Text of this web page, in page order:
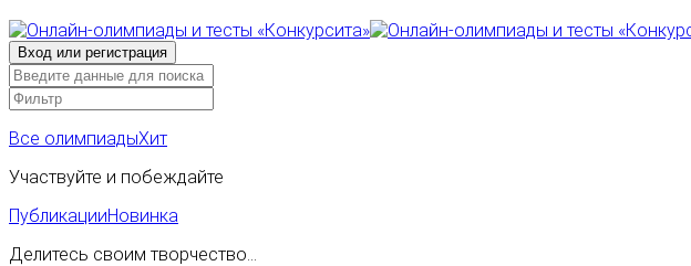
Все олимпиадыХит
Участвуйте и побеждайте
ПубликацииНовинка
Делитесь своим творчество...